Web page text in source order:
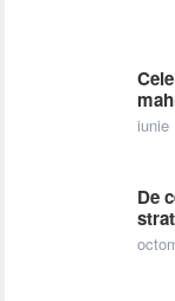
iunie
De